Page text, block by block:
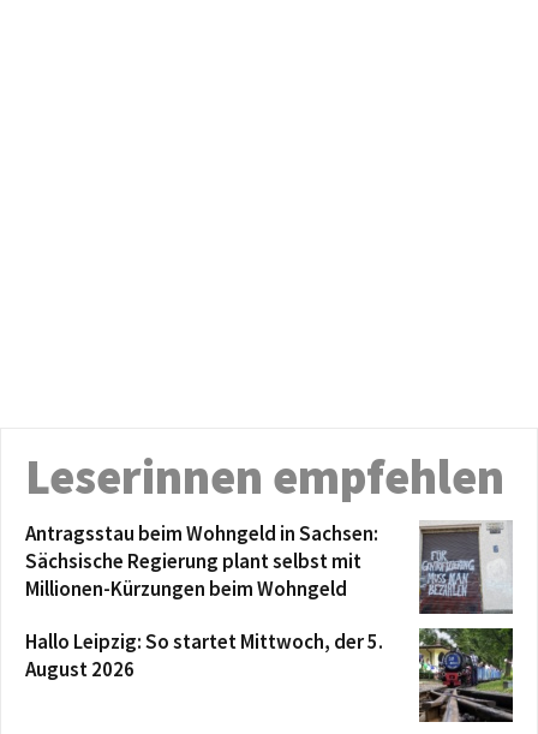
Leserinnen empfehlen
Antragsstau beim Wohngeld in Sachsen:
Sächsische Regierung plant selbst mit
Millionen-Kürzungen beim Wohngeld
Hallo Leipzig: So startet Mittwoch, der 5.
August 2026